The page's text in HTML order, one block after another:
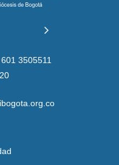
3505511